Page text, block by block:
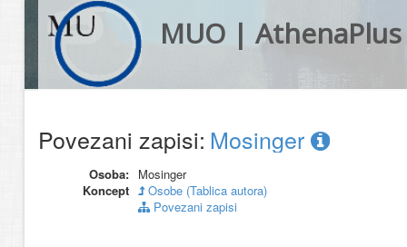
MUO | AthenaPlus
Povezani zapisi: Mosinger
Osoba: Mosinger
Koncept
Osobe (Tablica autora)
Povezani zapisi